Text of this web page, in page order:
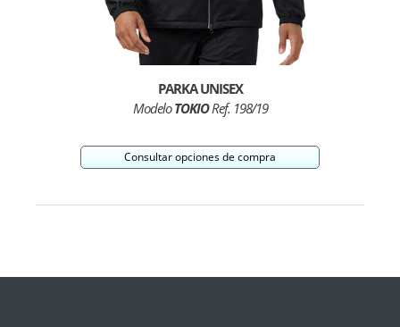
PARKA UNISEX
ModeloTOKIORef. 198/19
Consultar opciones de compra